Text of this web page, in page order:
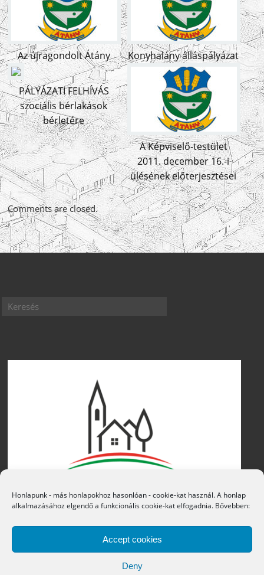
Honlapunk - más honlapokhoz hasonlóan - cookie-kat használ. A honlap
alkalmazásához elgendő a funkcionális cookie-kat elfogadnia. Bővebben:
Accept cookies
Deny
Az újragondolt Átány Konyhalány álláspályázat
PÁLYÁZATI FELHÍVÁS
szociális bérlakások
bérletére
A Képviselő-testület
2011. december 16.-i
ülésének előterjesztései
Comments are closed.